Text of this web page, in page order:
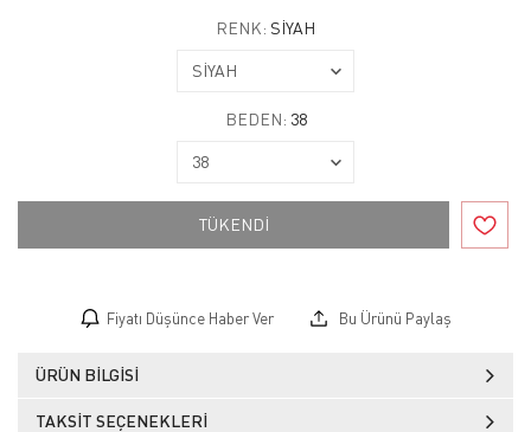
RENK: SİYAH
BEDEN: 38
TÜKENDİ
Fiyatı Düşünce Haber Ver Bu Ürünü Paylaş
ÜRÜN BILGISI
TAKSIT SEÇENEKLERI